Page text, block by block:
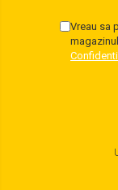
Vreau sa